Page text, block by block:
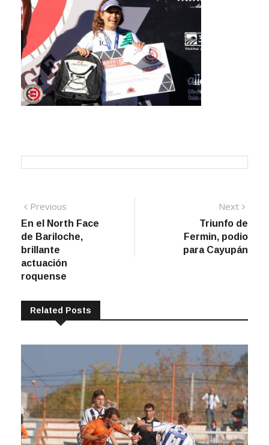
Navegación
de
entradas
Previous
post:
En el North Face
de Bariloche,
brillante
actuación
roquense
Next
Triunfo de
Fermin, podio
para Cayupán
Related Posts